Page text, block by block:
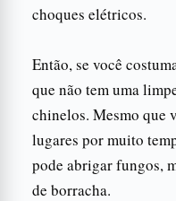
choques elétricos.
Então, se você
que não tem uma
chinelos. Mesmo que
lugares por muito
pode abrigar fungos,
de borracha.